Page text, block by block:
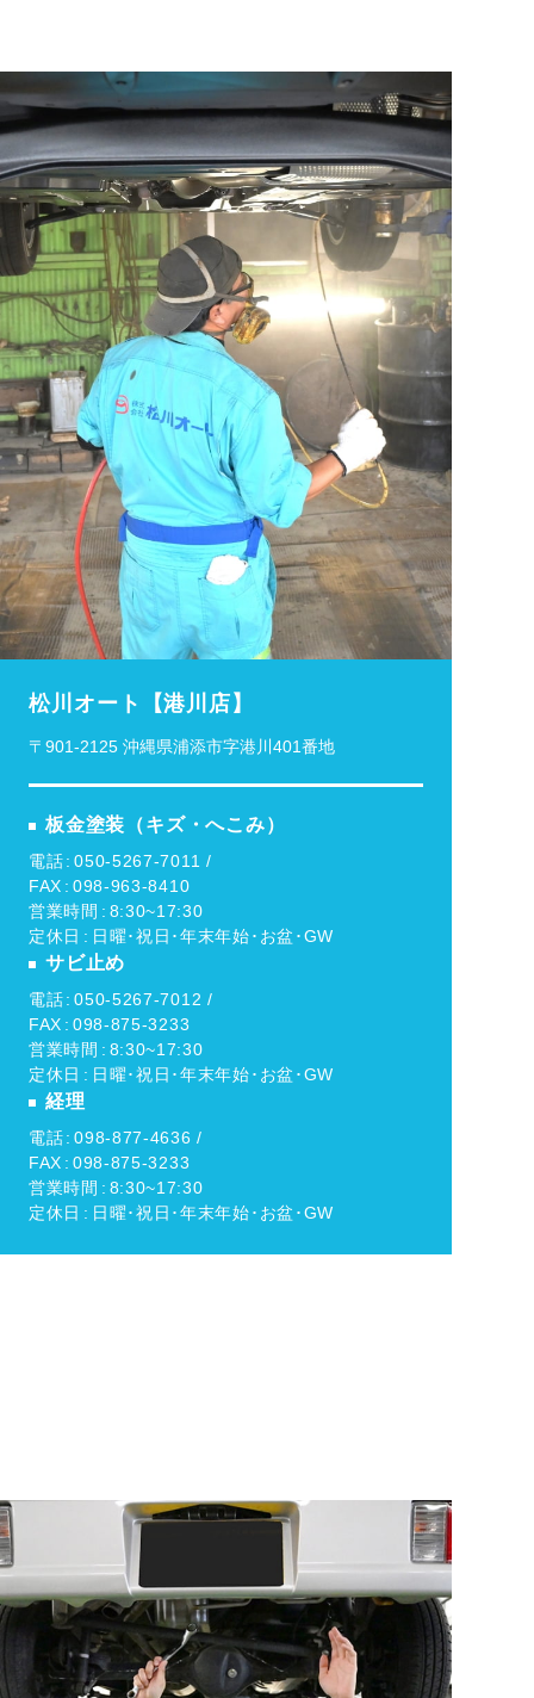
松川オート【港川店】
〒901-2125 沖縄県浦添市字港川401番地
板金塗装（キズ・へこみ）
電話 050-5267-7011 /
FAX
098-963-8410
営業時間
8:30~17:30
定休日
日曜･祝日･年末年始･お盆･GW
サビ止め
電話 050-5267-7012 /
FAX
098-875-3233
営業時間
8:30~17:30
定休日
日曜･祝日･年末年始･お盆･GW
経理
電話 098-877-4636 /
FAX
098-875-3233
営業時間
8:30~17:30
定休日
日曜･祝日･年末年始･お盆･GW